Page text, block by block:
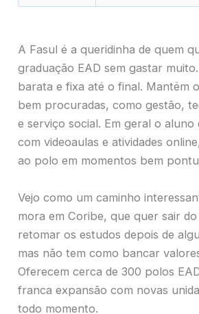
A Fasul é a queridinha de quem
graduação EAD sem gastar
barata e fixa até o final. Mantém
bem procuradas, como gestão,
e serviço social. Em geral o aluno
com videoaulas e atividades
ao polo em momentos bem
Vejo como um caminho
mora em Coribe, que quer sair
retomar os estudos depois de
mas não tem como bancar
Oferecem cerca de 300 polos
franca expansão com novas
todo momento.